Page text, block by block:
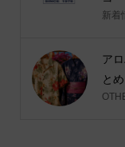
新着
ア
とめ